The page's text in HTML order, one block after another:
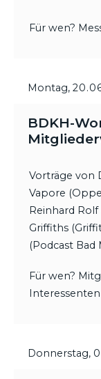
Für wen?
Montag,
BDKH-
Vorträge von
Vapore
Reinhard Rolf
Griffiths
(Podcast Bad
Für wen?
Donnerstag,